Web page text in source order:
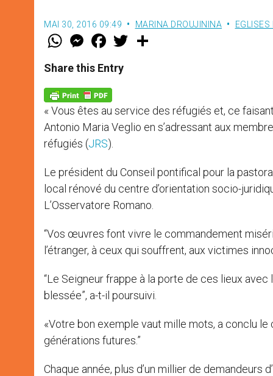
MAI 30, 2016 09:49 MARINA DROUJININA EGLISES
W
t
s
p
p
M
e
s
e
g
e
r
F
a
e
b
o
k
w
Share this Entry
« Vous êtes au service des réfugiés et, ce
Antonio Maria Veglio en s’adressant aux
réfugiés (JRS).
Le président du Conseil pontifical pour la
local rénové du centre d’orientation socio-
L’Osservatore Romano.
“Vos œuvres font vivre le commandement
l’étranger, à ceux qui souffrent, aux victimes
“Le Seigneur frappe à la porte de ces lieux
blessée”, a-t-il poursuivi.
«Votre bon exemple vaut mille mots, a conclu
générations futures.”
Chaque année, plus d’un millier de demandeurs